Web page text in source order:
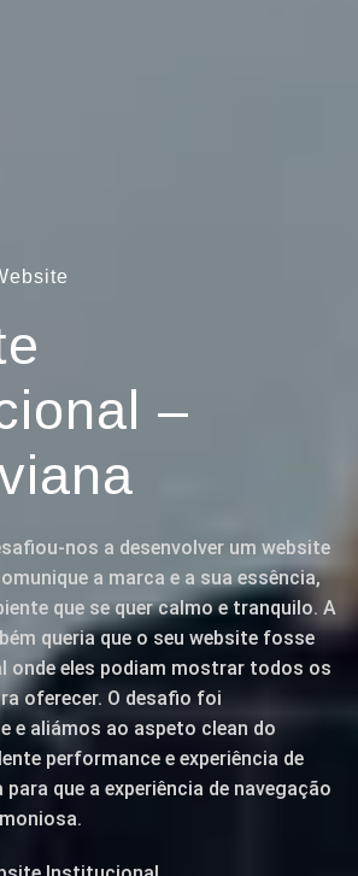
–
nos a desenvolver um website
a marca e a sua essência,
que se quer calmo e tranquilo. A
queria que o seu website fosse
onde eles podiam mostrar todos os
oferecer. O desafio foi
e aliámos ao aspeto clean do
performance e experiência de
que a experiência de navegação